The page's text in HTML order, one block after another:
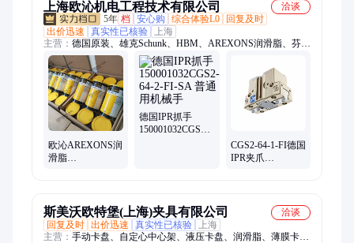
上海欧沁机电工程技术有限公司
洽谈
5年 档 安心购 综合体验L0
回复及时
出价迅速
真实性已核验
上海
主营： 德国原装、雄克Schunk、HBM、AREXONS润滑脂、芬德
清洗剂、AHP Merkle、GRIP、Roemheld、Beckhoff、IPR、多德
DOLD、斯美沃SMW、普尔世PULS、GANTER、ZIMMER、
schmersal、施迈赛
欧沁AREXONS润
滑脂
德国IPR抓手
150001032CGS2-
CGS2-64-1-FI德国
IPR夹爪
斯美沃欧特堡(上海)夹具有限公司
洽谈
回复及时 出价迅速 真实性已核验
上海
主营： 手动卡盘、自定心中心架、液压卡盘、润滑脂、薄膜卡